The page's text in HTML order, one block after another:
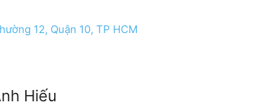
12, Quận 10, TP HCM
Hiếu